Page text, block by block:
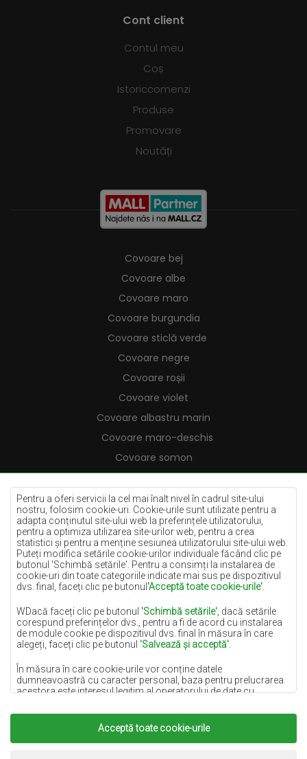
Pentru a oferi servicii la cel mai înalt nivel în cadrul site-ului
nostru, folosim cookie-uri. Cookie-urile sunt utilizate pentru a
adapta conținutul site-ului web la preferințele utilizatorului,
pentru a optimiza utilizarea site-urilor web, pentru a crea
statistici și pentru a menține sesiunea utilizatorului site-ului web.
Puteți modifica setările cookie-urilor individuale făcând clic pe
butonul 'Schimbă setările'. Pentru a consimți la instalarea de
cookie-uri din toate categoriile indicate mai sus pe dispozitivul
dvs. final, faceți clic pe butonul 'Acceptă toate cookie-urile'
WDacă faceți clic pe butonul 'Schimbă setările' , dacă setările
corespund preferințelor dvs., pentru a fi de acord cu instalarea
de module cookie pe dispozitivul dvs. final în măsura în care
alegeți, faceți clic pe butonul 'Salvează și acceptă'
În măsura în care cookie-urile vor conține datele
dumneavoastră cu caracter personal, baza pentru prelucrarea
acestora este interesul legitim al operatorului de date cu
sub forma asigurării unei calități ridicate a serviciilor furnizate
pe site-ul nostru și a activităților de marketing ale operatorului de
date cu caracter personal și ale Partenerilor săi de Încredere.
Acceptă toate cookie-urile
Cont client
Contul meu
Coș
Istoriccomenzi
Produse
Promovare
Noutăți
Covoare bej
Covoare albe
Covoare maro
Covoare burgundia
Covoare sticlă verde
Covoare negre
Covoare roșii
Covoare violet
Covoare albastru marin
Covoare maro-deschis
Covoare somon
Covoare crem
Covoare lila
Covoare galbene
Covoare mentă
Covoare albastre
Covoare portocalii
Covoare gri
Covoare teracotă
Covoare aurii
Copyright 2022Covoare Chemex.Toate drepturile